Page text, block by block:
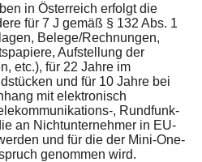
in Österreich erfolgt die
für 7 J gemäß § 132 Abs. 1
Belege/Rechnungen,
Aufstellung der
etc.), für 22 Jahre im
und für 10 Jahre bei
mit elektronisch
, Rundfunk-
an Nichtunternehmer in EU-
und für die der Mini-One-
genommen wird.